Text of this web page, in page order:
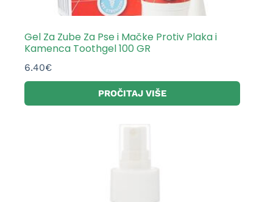
Gel Za Zube Za Pse i Mačke Protiv Plaka i
Kamenca Toothgel 100 GR
6.40€
PROČITAJ VIŠE